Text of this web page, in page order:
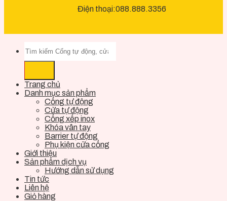
Điện thoại:088.888.3356
Trang chủ
Danh mục sản phẩm
Cổng tự động
Cửa tự động
Cổng xếp inox
Khóa vân tay
Barrier tự động
Phụ kiện cửa cổng
Giới thiệu
Sản phẩm dịch vụ
Hướng dẫn sử dụng
Tin tức
Liên hệ
Giỏ hàng